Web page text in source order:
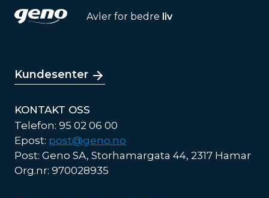
Avler for bedre liv
Kundesenter
KONTAKT OSS
Telefon: 95 02 06 00
Epost: post@geno.no
Post: Geno SA, Storhamargata 44, 2317 Hamar
Org.nr: 970028935